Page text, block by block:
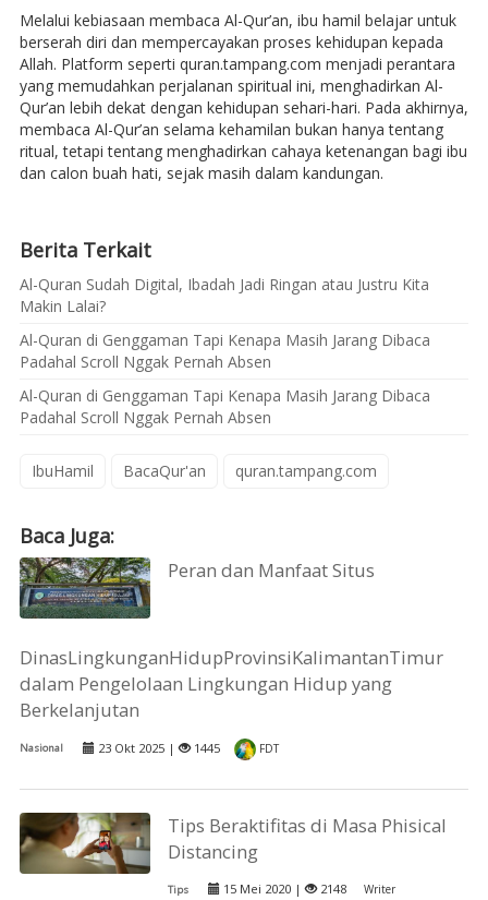
Melalui kebiasaan membaca Al-Qur’an, ibu hamil belajar untuk
berserah diri dan mempercayakan proses kehidupan kepada
Allah. Platform seperti quran.tampang.com menjadi perantara
yang memudahkan perjalanan spiritual ini, menghadirkan Al-
Qur’an lebih dekat dengan kehidupan sehari-hari. Pada akhirnya,
membaca Al-Qur’an selama kehamilan bukan hanya tentang
ritual, tetapi tentang menghadirkan cahaya ketenangan bagi ibu
dan calon buah hati, sejak masih dalam kandungan.
Berita Terkait
Al-Quran Sudah Digital, Ibadah Jadi Ringan atau Justru Kita
Makin Lalai?
Al-Quran di Genggaman Tapi Kenapa Masih Jarang Dibaca
Padahal Scroll Nggak Pernah Absen
Al-Quran di Genggaman Tapi Kenapa Masih Jarang Dibaca
Padahal Scroll Nggak Pernah Absen
IbuHamil BacaQur'an quran.tampang.com
Baca Juga:
Peran dan Manfaat Situs
DinasLingkunganHidupProvinsiKalimantanTimur
dalam Pengelolaan Lingkungan Hidup yang
Berkelanjutan
Nasional 23 Okt 2025 | 1445 FDT
Tips Beraktifitas di Masa Phisical
Distancing
Tips 15 Mei 2020 | 2148 Writer